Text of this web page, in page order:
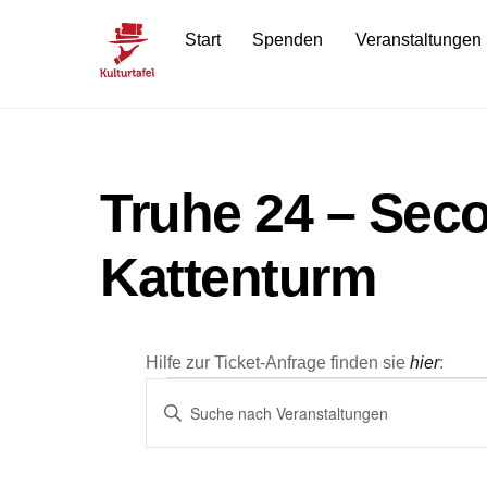
Start Spenden Veranstaltungen
Truhe 24 –
Kattenturm
Hilfe zur Ticket-Anfrage finden sie hier:
Veranstaltungen
Suche